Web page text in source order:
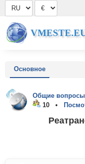
Основное
Общие вопросы
10 •